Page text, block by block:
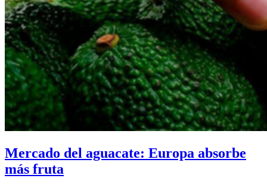
Mercado del aguacate: Europa absorbe
más fruta